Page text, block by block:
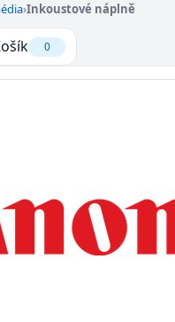
›Inkoustové náplně
0